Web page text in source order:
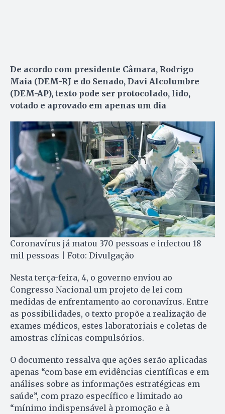
De acordo com presidente Câmara, Rodrigo
Maia (DEM-RJ e do Senado, Davi Alcolumbre
(DEM-AP), texto pode ser protocolado, lido,
votado e aprovado em apenas um dia
Coronavírus já matou 370 pessoas e infectou 18
mil pessoas | Foto: Divulgação
Nesta terça-feira, 4, o governo enviou ao
Congresso Nacional um projeto de lei com
medidas de enfrentamento ao coronavírus. Entre
as possibilidades, o texto propõe a realização de
exames médicos, estes laboratoriais e coletas de
amostras clínicas compulsórios.
O documento ressalva que ações serão aplicadas
apenas “com base em evidências científicas e em
análises sobre as informações estratégicas em
saúde”, com prazo específico e limitado ao
“mínimo indispensável à promoção e à